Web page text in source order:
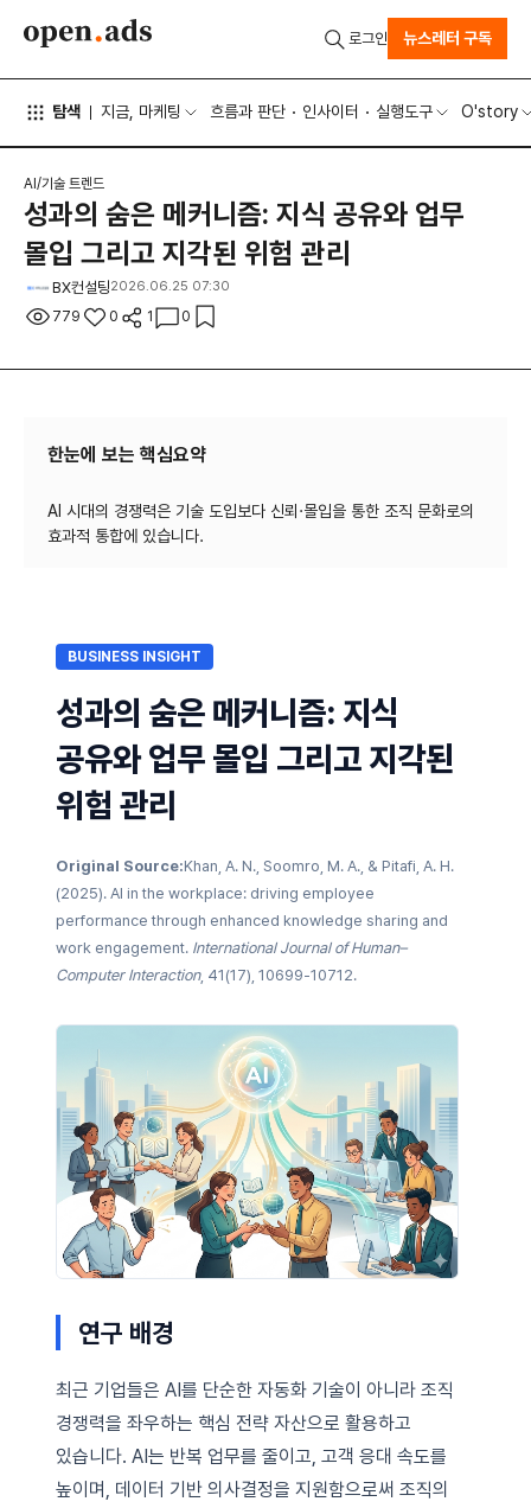
탐색 지금, 마케팅 흐름과 판단 인사이터 실행도구 O'story
로그인 뉴스레터 구독
AI/기술 트렌드
성과의 숨은 메커니즘: 지식 공유와 업무
몰입 그리고 지각된 위험 관리
BX컨설팅2026.06.25 07:30
779 0 1 0
한눈에 보는 핵심요약
AI 시대의 경쟁력은 기술 도입보다 신뢰·몰입을 통한 조직 문화로의
BUSINESS INSIGHT
성과의 숨은 메커니즘: 지식
공유와 업무 몰입 그리고 지각된
위험 관리
Original Source:Khan, A. N., Soomro, M. A., & Pitafi, A. H.
(2025). AI in the workplace: driving employee
performance through enhanced knowledge sharing and
work engagement. International Journal of Human–
Computer Interaction, 41(17), 10699-10712.
연구 배경
최근 기업들은 AI를 단순한 자동화 기술이 아니라 조직
경쟁력을 좌우하는 핵심 전략 자산으로 활용하고
있습니다. AI는 반복 업무를 줄이고, 고객 응대 속도를
높이며, 데이터 기반 의사결정을 지원함으로써 조직의